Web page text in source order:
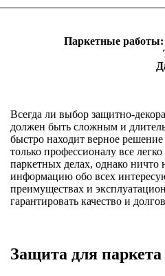
Паркетные
Всегда ли выбор защитно-
должен быть сложным и
быстро находит верное
только профессионалу все
паркетных делах, однако
информацию обо всех
преимуществах и
гарантировать качество и
Защита для паркета